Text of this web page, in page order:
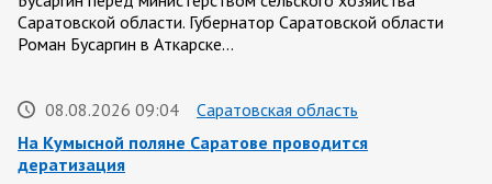
Саратовской области. Губернатор Саратовской области
Роман Бусаргин в Аткарске…
08.08.2026 09:04
Саратовская область
На Кумысной поляне Саратове проводится
дератизация